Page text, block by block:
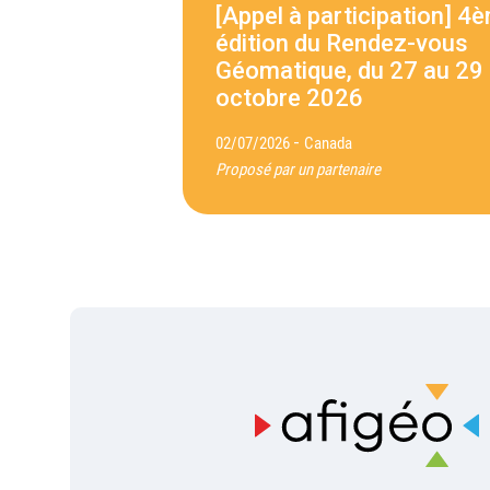
[Appel à participation]
édition du Rendez-vous
Géomatique, du 27 au 29
octobre 2026
02/07/2026 - Canada
Proposé par un partenaire